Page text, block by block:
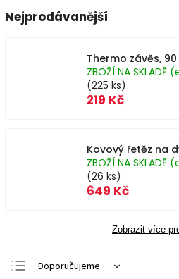
Nejprodávanější
Thermo závěs,
ZBOŽÍ NA
(225 ks)
219 Kč
Kovový řetěz na
ZBOŽÍ NA
(26 ks)
649 Kč
Zobrazit více
Doporučujeme